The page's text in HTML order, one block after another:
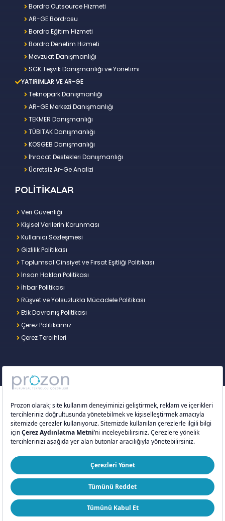
Bordro Outsource Hizmeti
AR-GE Bordrosu
Bordro Eğitim Hizmeti
Bordro Denetim Hizmeti
Mevzuat Danışmanlığı
SGK Teşvik Danışmanlığı ve Yönetimi
YATIRIMLAR VE AR-GE
Teknopark Danışmanlığı
AR-GE Merkezi Danışmanlığı
TEKMER Danışmanlığı
TÜBİTAK Danışmanlığı
KOSGEB Danışmanlığı
İhracat Destekleri Danışmanlığı
Ücretsiz Ar-Ge Analizi
POLİTİKALAR
Veri Güvenliği
Kişisel Verilerin Korunması
Kullanıcı Sözleşmesi
Gizlilik Politikası
Toplumsal Cinsiyet ve Fırsat Eşitliği Politikası
İnsan Hakları Politikası
İhbar Politikası
Rüşvet ve Yolsuzlukla Mücadele Politikası
Etik Davranış Politikası
Çerez Politikamız
Çerez Tercihleri
Copyright © 2026 – Prozon. Prozon markası ve
Prozon Kurumsal Teknoloji Çözümleri Anonim
Şirketi,Proventus Danışmanlık Limited Şirketi’nin
tescilli markası ve teknoloji şirketidir.
ISO 9001:2015 ISO/IEC 27001:2022 ISO 20000-1:2018